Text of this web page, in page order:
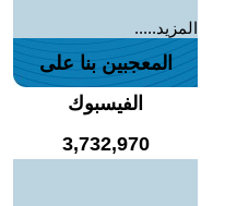
المزيد.....
المعجبين بنا على
الفيسبوك
3,732,970